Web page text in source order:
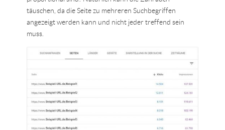
täuschen, da die Seite zu mehreren Suchbegriffen
angezeigt werden kann und nicht jeder treffend sein
muss.